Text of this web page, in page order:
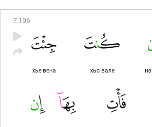
7:106
хьо вале
хье вена